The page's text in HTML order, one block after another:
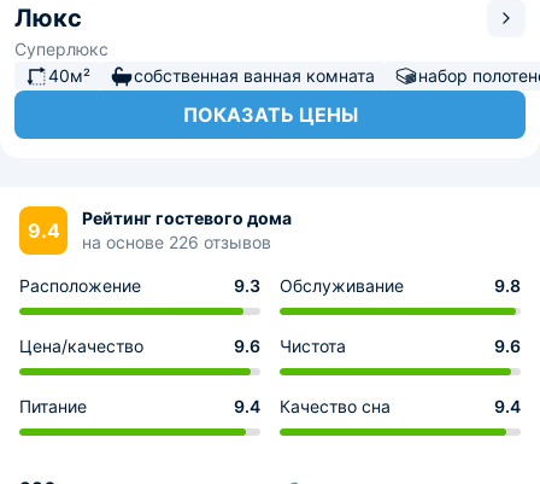
Люкс
Суперлюкс
40м²
собственная ванная комната набор
ПОКАЗАТЬ ЦЕНЫ
9.4
Рейтинг гостевого дома
на основе 226 отзывов
Расположение 9.3 Обслуживание 9.8
Цена/качество 9.6 Чистота 9.6
Питание 9.4 Качество сна 9.4